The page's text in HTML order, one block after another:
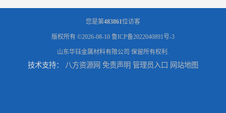
您是第483861位访客
版权所有 ©2026-08-10 鲁ICP备2022040891号-3
山东华钰金属材料有限公司 保留所有权利.
技术支持： 八方资源网 免责声明 管理员入口 网站地图